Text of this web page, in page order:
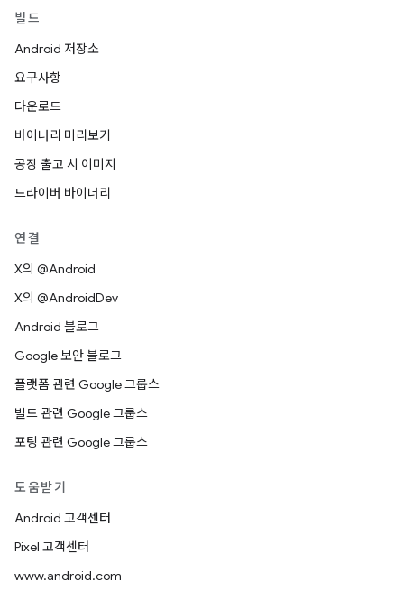
빌드
Android 저장소
요구사항
다운로드
바이너리 미리보기
공장 출고 시 이미지
드라이버 바이너리
연결
X의 @Android
X의 @AndroidDev
Android 블로그
Google 보안 블로그
플랫폼 관련 Google 그룹스
빌드 관련 Google 그룹스
포팅 관련 Google 그룹스
도움받기
Android 고객센터
Pixel 고객센터
www.android.com